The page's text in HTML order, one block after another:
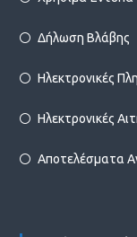
Δήλωση Βλάβης
Ηλεκτρονικές
Ηλεκτρονικές
Αποτελέσματα